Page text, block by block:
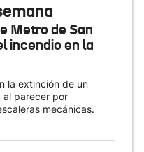
Metro de San
incendio en la
la extinción de un
al parecer por
mecánicas.